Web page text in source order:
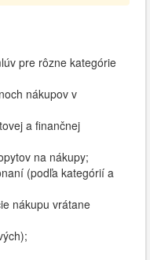
pre rôzne kategórie
nákupov v
a finančnej
na nákupy;
(podľa kategórií a
nákupu vrátane